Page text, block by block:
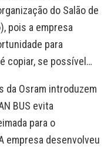
do Salão de
pois a empresa
para
copiar, se possível…
da Osram introduzem
BUS evita
para o
empresa desenvolveu